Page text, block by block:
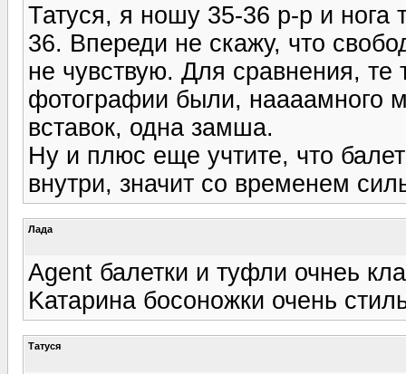
Татуся, я ношу 35-36 р-р и нога
36. Впереди не скажу, что
не чувствую. Для сравнения,
фотографии были, наааамного
вставок, одна замша.
Ну и плюс еще учтите, что
внутри, значит со временем
Лада
Agent балетки и туфли очнеь
Kатарина босоножки очень
Татуся